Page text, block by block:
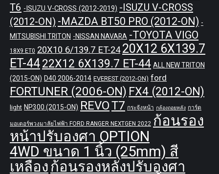
T6 -ISUZU V-CROSS (2012-2019) -ISUZU V-CROSS
(2012-ON) -MAZDA BT50 PRO (2012-ON) -
MITSUBISHI TRITON -NISSAN NAVARA -TOYOTA VIGO
18X9 ET0 20X10 6/139.7 ET-24 20X12 6X139.7
ET-4422X12 6X139.7 ET-44 ALL NEW TRITON
(2015-ON) D40 2006-2014 EVEREST (2012-ON) ford
FORTUNER (2006-ON) FX4 (2012-ON)
light NP300 (2015-ON) REVOT7 กระจังหน้า กล้องถอยหลัง การ์ด
มอเตอร์พวงมาลัยไฟฟ้า FORD RANGER NEXTGEN 2022 ก้อนรอง
หน้าปรับองศา OPTION
4WD ขนาด 1 นิ้ว (25mm) สี
เหลือง ก้อนรองหลังปรับองศา